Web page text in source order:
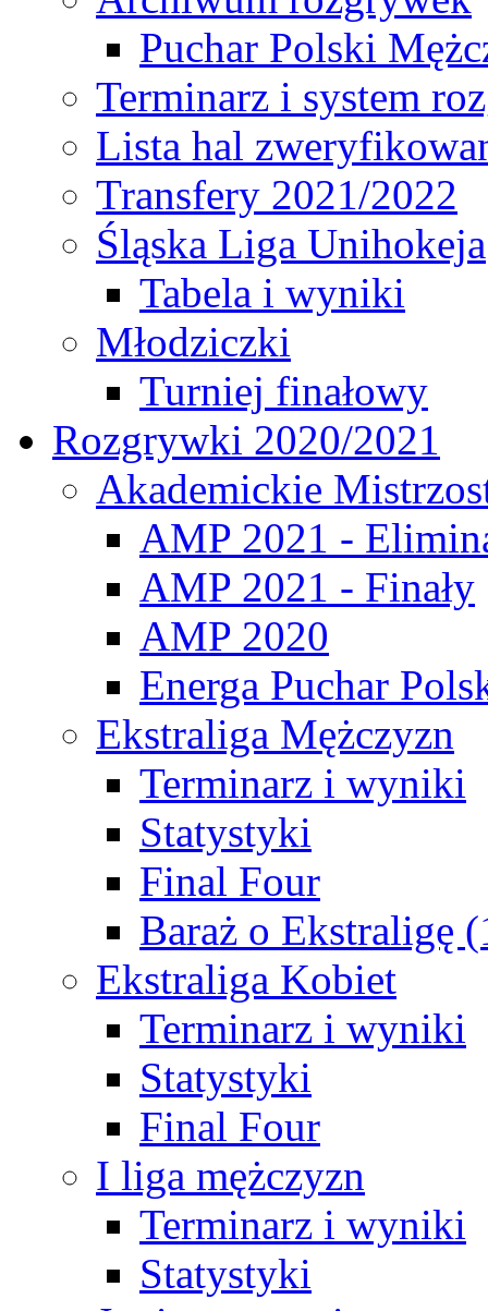
Puchar Polski
Terminarz i system
Lista hal
Transfery 2021/2022
Śląska Liga Unihokeja
Tabela i wyniki
Młodziczki
Turniej finałowy
Rozgrywki 2020/2021
Akademickie
AMP 2021 -
AMP 2021 - Finały
AMP 2020
Energa Puchar
Ekstraliga Mężczyzn
Terminarz i wyniki
Statystyki
Final Four
Baraż o Ekstraligę
Ekstraliga Kobiet
Terminarz i wyniki
Statystyki
Final Four
I liga mężczyzn
Terminarz i wyniki
Statystyki